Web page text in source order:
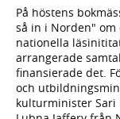
På höstens
så in i Norden"
nationella
arrangerade
finansierade det.
och
kulturminister